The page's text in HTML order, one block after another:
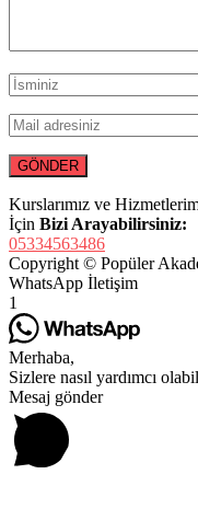
Kurslarımız ve
İçin Bizi Arayabilirsiniz:
05334563486
Copyright © Popüler
WhatsApp İletişim
1
Merhaba,
Sizlere nasıl yardımcı
Mesaj gönder